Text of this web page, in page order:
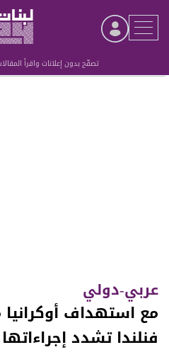
تصفّح بدون إعلانات واقرأ
عربي-دولي
مع استهداف
فنلندا تشدد